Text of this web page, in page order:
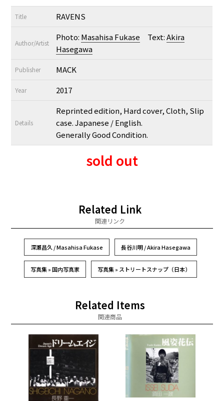
Title RAVENS
Author/Artist
Photo: Masahisa Fukase Text:Akira
Hasegawa
Publisher MACK
Year 2017
Details
Reprinted edition, Hard cover, Cloth, Slip
case. Japanese / English.
Generally Good Condition.
sold out
Related Link
関連リンク
深瀬昌久 / Masahisa Fukase 長谷川明 / Akira Hasegawa
写真集 » 国内写真家 写真集 » ストリートスナップ（日本）
Related Items
関連商品